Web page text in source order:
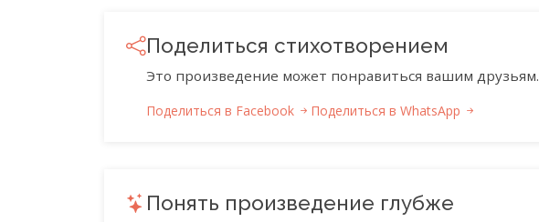
Поделиться стихотворением
Это произведение может понравиться вашим друзьям.
Поделиться в Facebook Поделиться в WhatsApp
Понять произведение глубже